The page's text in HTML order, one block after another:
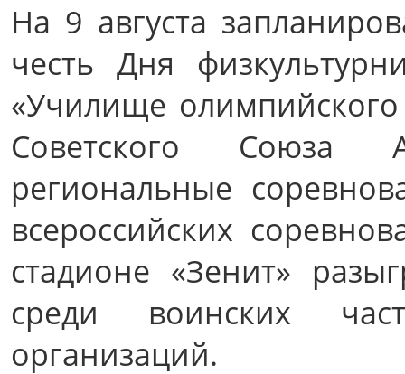
На 9 августа
честь Дня
«Училище
Советского Союза
региональные
всероссийских
стадионе «Зенит»
среди воинских
организаций.